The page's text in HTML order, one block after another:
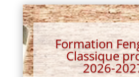
Formation
Classique
2026-